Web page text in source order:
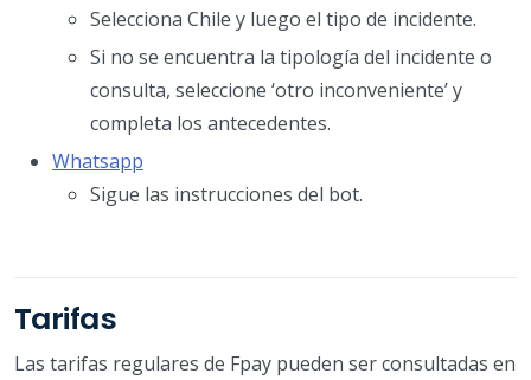
Selecciona Chile y luego el tipo de incidente.
Si no se encuentra la tipología del incidente o
consulta, seleccione ‘otro inconveniente’ y
completa los antecedentes.
Whatsapp
Sigue las instrucciones del bot.
Tarifas
Las tarifas regulares de Fpay pueden ser consultadas en